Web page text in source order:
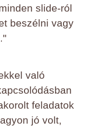
slide-ról
beszélni vagy
való
feladatok
jó volt,